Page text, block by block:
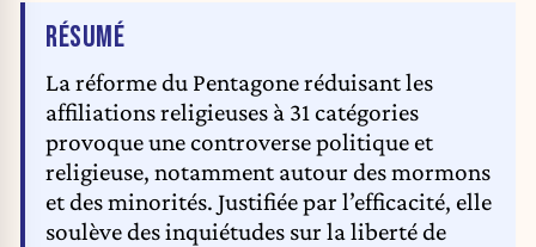
RÉSUMÉDE L'ARTICLE
La réforme du Pentagone réduisant les
affiliations religieuses à 31 catégories
provoque une controverse politique et
religieuse, notamment autour des mormons
et des minorités. Justifiée par l’efficacité, elle
soulève des inquiétudes sur la liberté de